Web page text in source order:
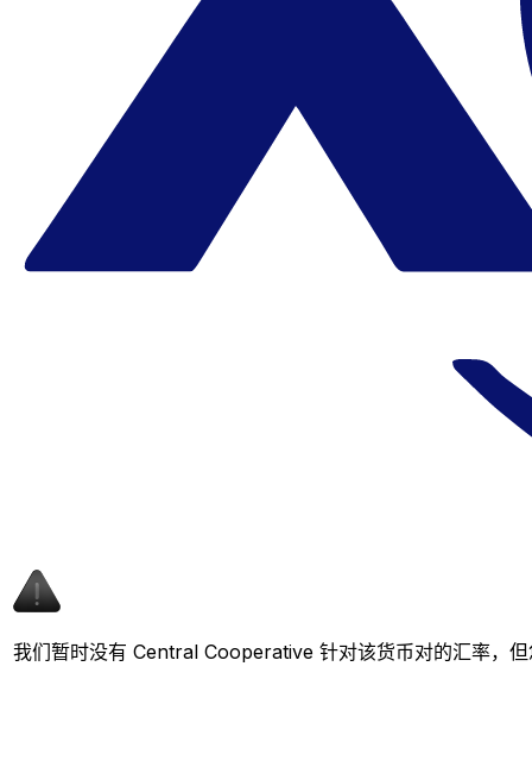
我们暂时没有 Central Cooperative 针对该货币对的汇率，